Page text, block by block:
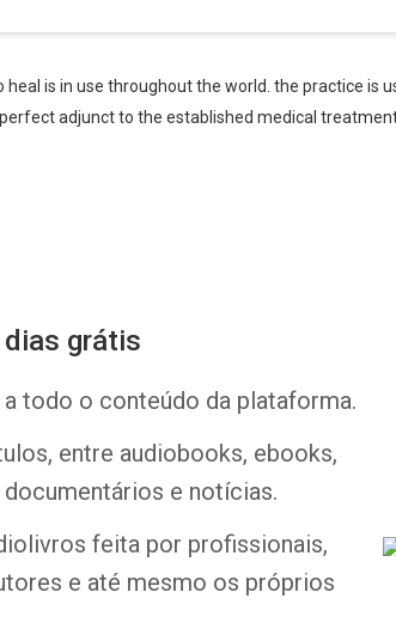
is in use throughout the world. the practice is
adjunct to the established medical
grátis
todo o conteúdo da plataforma.
entre audiobooks, ebooks,
e notícias.
feita por profissionais,
e até mesmo os próprios